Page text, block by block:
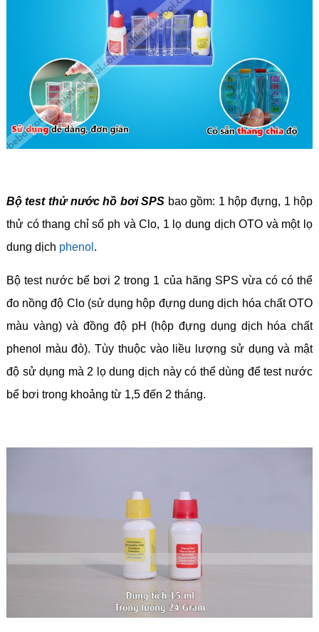
Bộ test thử nước hồ bơi SPS bao gồm: 1 hộp đựng, 1 hộp
thử có thang chỉ số ph và Clo, 1 lọ dung dịch OTO và một lọ
dung dịch phenol .
Bộ test nước bể bơi 2 trong 1 của hãng SPS vừa có có thể
đo nồng độ Clo (sử dụng hộp đựng dung dịch hóa chất OTO
màu vàng) và đồng độ pH (hộp đựng dụng dịch hóa chất
phenol màu đò). Tùy thuộc vào liều lượng sử dụng và mật
độ sử dụng mà 2 lọ dung dịch này có thể dùng để test nước
bể bơi trong khoảng từ 1,5 đến 2 tháng.